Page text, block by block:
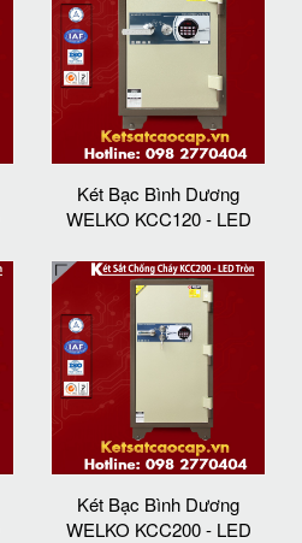
Két Bạc Bình Dương
WELKO KCC120 - LED
Két Bạc Bình Dương
WELKO KCC200 - LED